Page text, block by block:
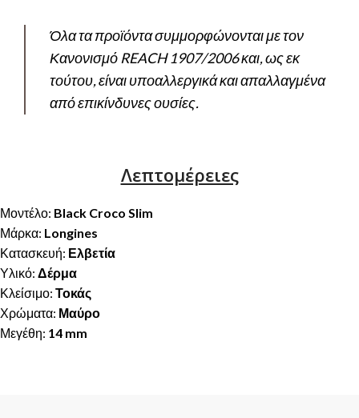
Όλα τα προϊόντα συμμορφώνονται με τον
Κανονισμό REACH 1907/2006 και, ως εκ
τούτου, είναι υποαλλεργικά και απαλλαγμένα
από επικίνδυνες ουσίες.
Λεπτομέρειες
Μοντέλο: Black Croco Slim
Μάρκα: Longines
Κατασκευή: Ελβετία
Υλικό: Δέρμα
Κλείσιμο: Τοκάς
Χρώματα: Μαύρο
Μεγέθη: 14 mm